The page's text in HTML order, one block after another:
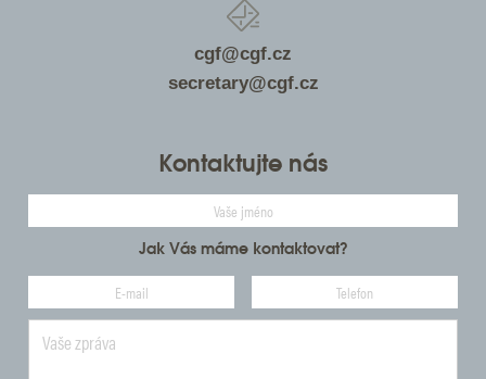
cgf@cgf.cz
secretary@cgf.cz
Kontaktujte nás
Jak Vás máme kontaktovat?